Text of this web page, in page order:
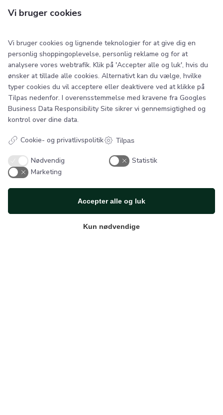
SB Flex
Smedegade 6
6100 Haderslev
Kontakt
Vi bruger cookies
Vi bruger cookies og lignende teknologier for at give dig en
personlig shoppingoplevelse, personlig reklame og for at
analysere vores webtrafik. Klik på 'Accepter alle og luk', hvis du
ønsker at tillade alle cookies. Alternativt kan du vælge, hvilke
typer cookies du vil acceptere eller deaktivere ved at klikke på
Tilpas nedenfor. I overensstemmelse med kravene fra Googles
Business Data Responsibility Site sikrer vi gennemsigtighed og
kontrol over dine data.
Cookie- og privatlivspolitik Tilpas
Nødvendig
Statistik
Marketing
Kun nødvendige
Accepter alle og luk